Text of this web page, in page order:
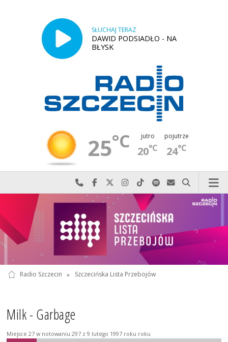
SŁUCHAJ TERAZ
DAWID PODSIADŁO - NA
BŁYSK
25°C jutro
20°C
pojutrze
24°C
Najlepiej po prostu do nas zadzwoń
Odwiedź nas na Facebook-u
Odwiedź nas na X
Odwiedź nas na Instagram-ie
Odwiedź nas na TikTok-u
Szukaj nas na Spotify
Wyślij do nas
Szukaj
Radio Szczecin » Szczecińska Lista Przebojów
Milk - Garbage
Miejsce 27 w notowaniu 297 z 9 lutego 1997 roku roku